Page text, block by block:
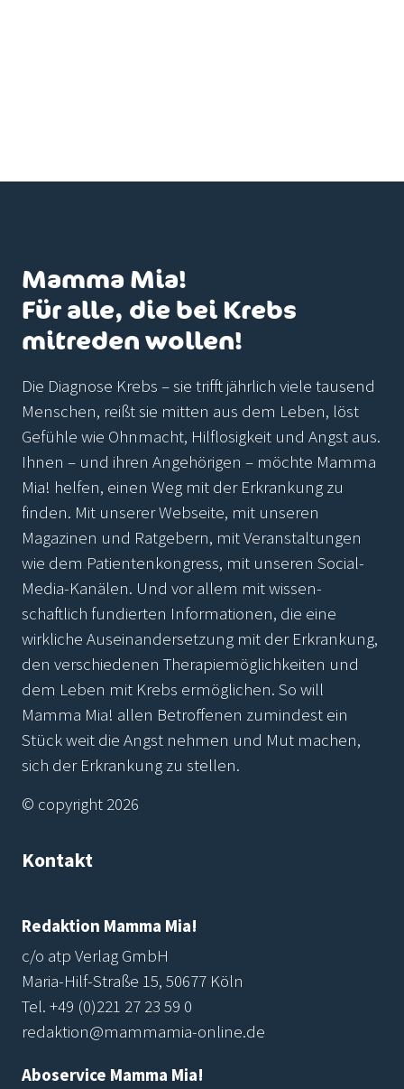
Mamma Mia!
Für alle, die bei Krebs
mitreden wollen!
Die Diagnose Krebs – sie trifft jährlich viele tausend
Menschen, reißt sie mitten aus dem Leben, löst
Gefühle wie Ohnmacht, Hilflosigkeit und Angst aus.
Ihnen – und ihren Angehörigen – möchte Mamma
Mia! helfen, einen Weg mit der Erkrankung zu
finden. Mit unserer Webseite, mit unseren
Magazinen und Ratgebern, mit Veranstaltungen
wie dem Patientenkongress, mit unseren Social-
Media-Kanälen. Und vor allem mit wissen-
schaftlich fundierten Informationen, die eine
wirkliche Auseinandersetzung mit der Erkrankung,
den verschiedenen Therapiemöglichkeiten und
dem Leben mit Krebs ermöglichen. So will
Mamma Mia! allen Betroffenen zumindest ein
Stück weit die Angst nehmen und Mut machen,
sich der Erkrankung zu stellen.
© copyright 2026
Kontakt
Redaktion Mamma Mia!
c/o atp Verlag GmbH
Maria-Hilf-Straße 15, 50677 Köln
Tel. +49 (0)221 27 23 59 0
redaktion@mammamia-online.de
Aboservice Mamma Mia!